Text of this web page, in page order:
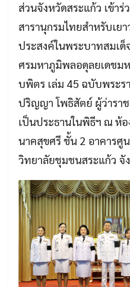
ส่วนจังหวัดสระแก้ว เข้า
สารานุกรมไทยสำหรับเย
ประสงค์ในพระบาทสมเ
ศรมหาภูมิพลอดุลยเดชม
บพิตร เล่ม 45 ฉบับพระร
ปริญญา โพธิสัตย์ ผู้ว่ารา
เป็นประธานในพิธีฯ ณ ห้
นาคสุขศรี ชั้น 2 อาคารศู
วิทยาลัยชุมชนสระแก้ว จั